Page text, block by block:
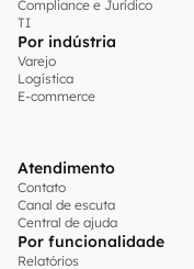
Compliance e Jurídico
TI
Por indústria
Varejo
Logística
E-commerce
Atendimento
Contato
Canal de escuta
Central de ajuda
Por funcionalidade
Relatórios